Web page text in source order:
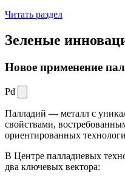
Читать раздел
Зеленые
Новое применение
Pd
Палладий — металл с
свойствами,
ориентированных
В Центре палладиевых
два ключевых вектора: